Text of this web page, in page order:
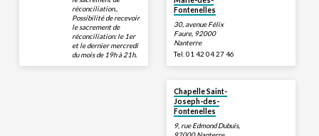
réconciliation.,
Possibilité de recevoir
le sacrement de
réconciliation: le 1er
et le dernier mercredi
du mois de 19h à 21h.
Fontenelles
30, avenue Félix
Faure, 92000
Nanterre
Tel. 01 42 04 27 46
Chapelle Saint-
Joseph-des-
Fontenelles
9, rue Edmond Dubuis,
92000 Nanterre